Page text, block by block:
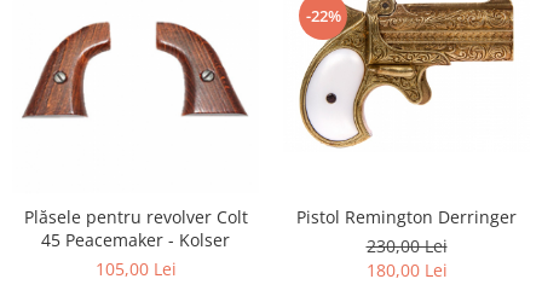
Plăsele pentru revolver Colt
45 Peacemaker - Kolser
105,00 Lei
-22%
Pistol Remington Derringer
230,00 Lei
180,00 Lei